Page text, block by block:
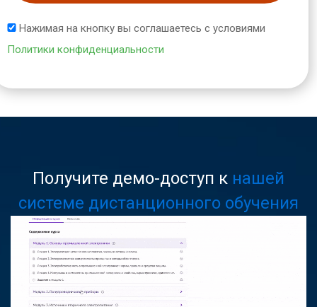
Нажимая на кнопку вы соглашаетесь с условиями
Политики конфиденциальности
Получите демо-доступ к нашей
системе дистанционного обучения